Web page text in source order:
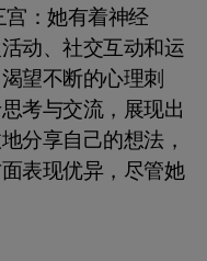
宫：她有着神经
动、社交互动和运
望不断的心理刺
考与交流，展现出
分享自己的想法，
表现优异，尽管她